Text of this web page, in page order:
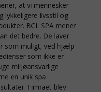
at vi mennesker
lykkeligere livsstil og
BCL SPA mener
det bedre. De laver
som muligt, ved hjælp
som ikke er
miljøansvarlige
en unik spa
Firmaet blev